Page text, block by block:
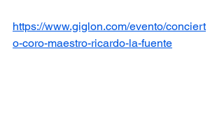
https://www.giglon.com/evento/conciert
o-coro-maestro-ricardo-la-fuente